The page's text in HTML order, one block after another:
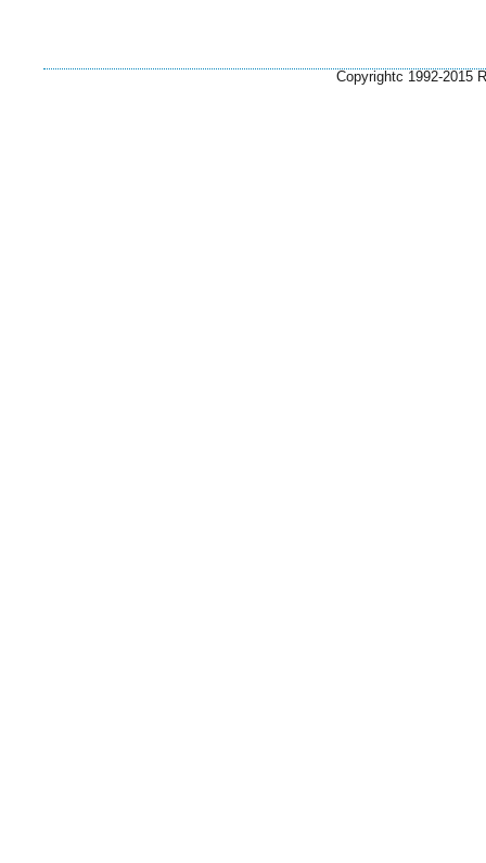
Copyrightc 1992-2015